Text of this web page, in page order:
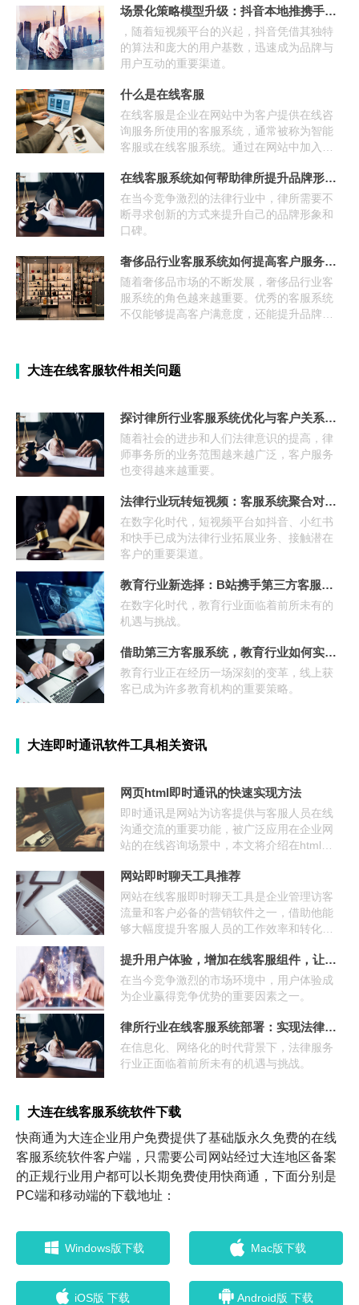
开讲解。
场景化策略模型升级：抖音本地推携手客服系统提升私信获客效
，随着短视频平台的兴起，抖音凭借其独特
的算法和庞大的用户基数，迅速成为品牌与
用户互动的重要渠道。
什么是在线客服
在线客服是企业在网站中为客户提供在线咨
询服务所使用的客服系统，通常被称为智能
客服或在线客服系统。通过在网站中加入一
在线客服系统如何帮助律所提升品牌形象和口碑？
在当今竞争激烈的法律行业中，律所需要不
断寻求创新的方式来提升自己的品牌形象和
口碑。
奢侈品行业客服系统如何提高客户服务质量？
随着奢侈品市场的不断发展，奢侈品行业客
服系统的角色越来越重要。优秀的客服系统
不仅能够提高客户满意度，还能提升品牌形
大连在线客服软件相关问题
探讨律所行业客服系统优化与客户关系管理的结合
随着社会的进步和人们法律意识的提高，律
师事务所的业务范围越来越广泛，客户服务
也变得越来越重要。
法律行业玩转短视频：客服系统聚合对接抖音、小红书、快手私
在数字化时代，短视频平台如抖音、小红书
和快手已成为法律行业拓展业务、接触潜在
客户的重要渠道。
教育行业新选择：B站携手第三方客服快商通，助力提升学员对
在数字化时代，教育行业面临着前所未有的
机遇与挑战。
借助第三方客服系统，教育行业如何实现线上获客目标？
教育行业正在经历一场深刻的变革，线上获
客已成为许多教育机构的重要策略。
大连即时通讯软件工具相关资讯
网页html即时通讯的快速实现方法
即时通讯是网站为访客提供与客服人员在线
沟通交流的重要功能，被广泛应用在企业网
站的在线咨询场景中，本文将介绍在html中
法。
网站即时聊天工具推荐
网站在线客服即时聊天工具是企业管理访客
流量和客户必备的营销软件之一，借助他能
够大幅度提升客服人员的工作效率和转化
聊天工具。
提升用户体验，增加在线客服组件，让客户获得即时帮助
在当今竞争激烈的市场环境中，用户体验成
为企业赢得竞争优势的重要因素之一。
律所行业在线客服系统部署：实现法律咨询即时响应
在信息化、网络化的时代背景下，法律服务
行业正面临着前所未有的机遇与挑战。
大连在线客服系统软件下载
快商通为大连企业用户免费提供了基础版永久免费的在线
客服系统软件客户端，只需要公司网站经过大连地区备案
的正规行业用户都可以长期免费使用快商通，下面分别是
PC端和移动端的下载地址：
Windows版下载 Mac版下载
iOS版 下载 Android版 下载